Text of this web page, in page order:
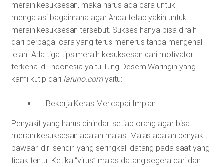
meraih kesuksesan, maka harus ada cara untuk
mengatasi bagaimana agar Anda tetap yakin untuk
meraih kesuksesan tersebut. Sukses hanya bisa diraih
dari berbagai cara yang terus menerus tanpa mengenal
lelah. Ada tiga tips meraih kesuksesan dari motivator
terkenal di Indonesia yaitu Tung Desem Waringin yang
kami kutip dari laruno.comyaitu:
Bekerja Keras Mencapai Impian
Penyakit yang harus dihindari setiap orang agar bisa
meraih kesuksesan adalah malas. Malas adalah penyakit
bawaan diri sendiri yang seringkali datang pada saat yang
tidak tentu. Ketika “virus” malas datang segera cari dan